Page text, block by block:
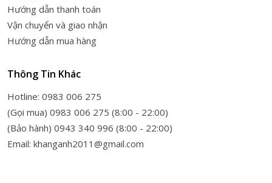
Hướng dẫn thanh toán
Vận chuyển và giao nhận
Hướng dẫn mua hàng
Thông Tin Khác
Hotline: 0983 006 275
(Gọi mua) 0983 006 275 (8:00 - 22:00)
(Bảo hành) 0943 340 996 (8:00 - 22:00)
Email: khanganh2011@gmail.com